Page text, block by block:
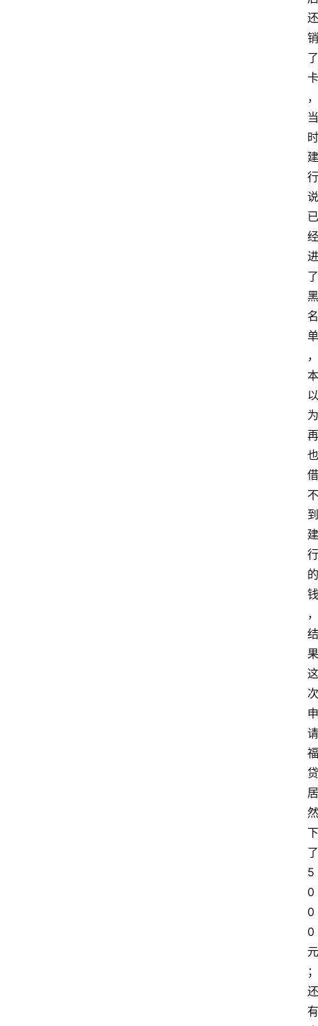
还
销
了
卡
，
当
时
建
行
说
已
经
进
了
黑
名
单
，
本
以
为
再
也
借
不
到
建
行
的
钱
，
结
果
这
次
申
请
福
贷
居
然
下
了
5
0
0
0
元
；
还
有